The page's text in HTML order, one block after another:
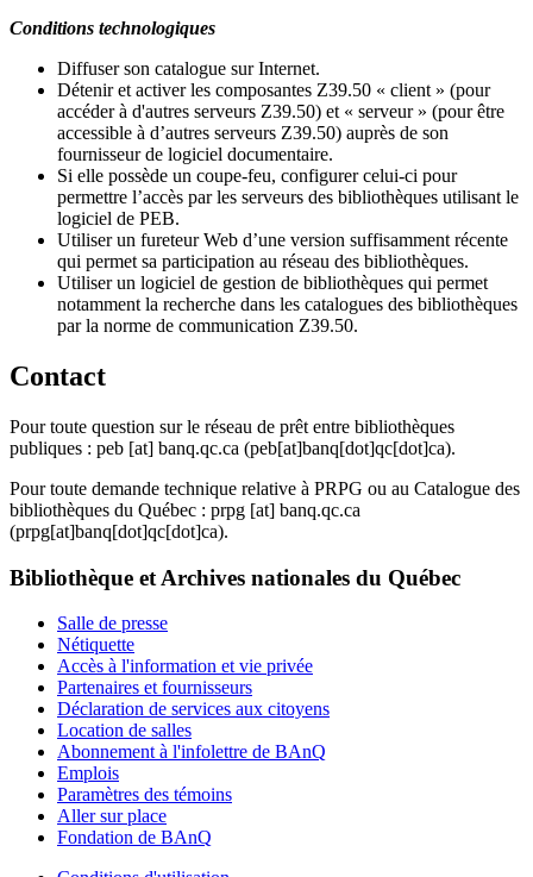
Conditions technologiques
Diffuser son catalogue sur Internet.
Détenir et activer les composantes Z39.50 « client » (pour
accéder à d'autres serveurs Z39.50) et « serveur » (pour être
accessible à d’autres serveurs Z39.50) auprès de son
fournisseur de logiciel documentaire.
Si elle possède un coupe-feu, configurer celui-ci pour
permettre l’accès par les serveurs des bibliothèques utilisant le
logiciel de PEB.
Utiliser un fureteur Web d’une version suffisamment récente
qui permet sa participation au réseau des bibliothèques.
Utiliser un logiciel de gestion de bibliothèques qui permet
notamment la recherche dans les catalogues des bibliothèques
par la norme de communication Z39.50.
Contact
Pour toute question sur le réseau de prêt entre bibliothèques
publiques : peb [at] banq.qc.ca (peb[at]banq[dot]qc[dot]ca).
Pour toute demande technique relative à PRPG ou au Catalogue des
bibliothèques du Québec : prpg [at] banq.qc.ca
(prpg[at]banq[dot]qc[dot]ca).
Bibliothèque et Archives nationales du Québec
Salle de presse
Nétiquette
Accès à l'information et vie privée
Partenaires et fournisseurs
Déclaration de services aux citoyens
Location de salles
Abonnement à l'infolettre de BAnQ
Emplois
Paramètres des témoins
Aller sur place
Fondation de BAnQ